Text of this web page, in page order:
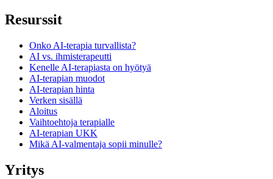
Resurssit
Onko AI-terapia turvallista?
AI vs. ihmisterapeutti
Kenelle AI-terapiasta on hyötyä
AI-terapian muodot
AI-terapian hinta
Verken sisällä
Aloitus
Vaihtoehtoja terapialle
AI-terapian UKK
Mikä AI-valmentaja sopii minulle?
Yritys